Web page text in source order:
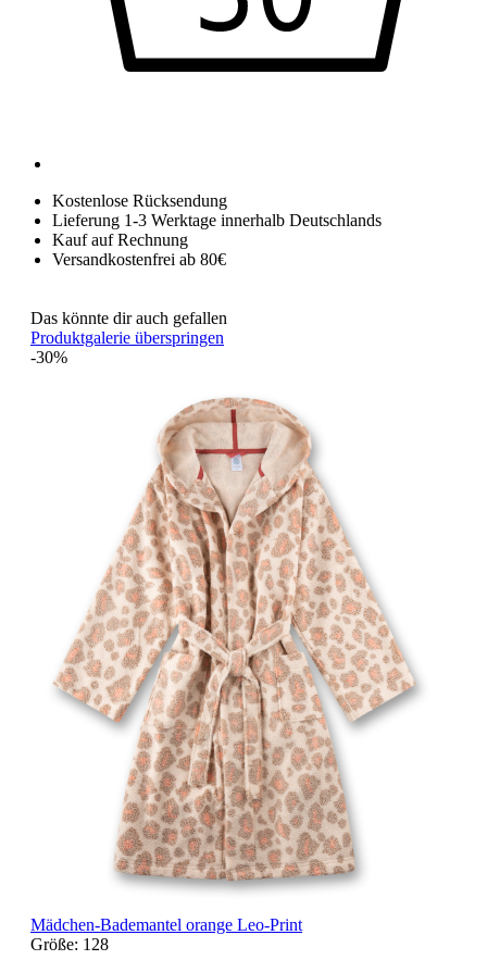
Kostenlose Rücksendung
Lieferung 1-3 Werktage innerhalb Deutschlands
Kauf auf Rechnung
Versandkostenfrei ab 80€
Das könnte dir auch gefallen
Produktgalerie überspringen
-30%
Mädchen-Bademantel orange Leo-Print
Größe: 128